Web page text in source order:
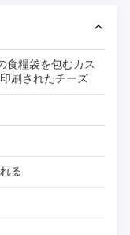
食糧袋を包むカス
刷されたチーズ
る